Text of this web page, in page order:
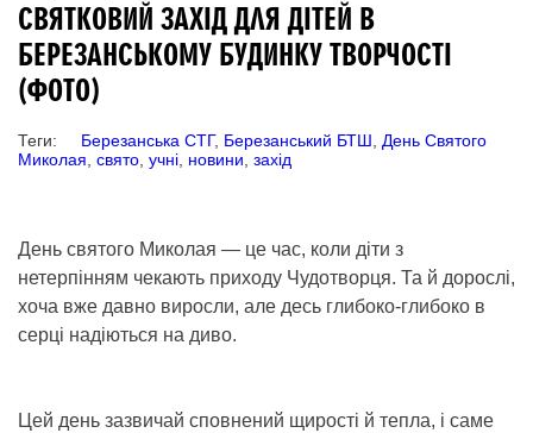
СВЯТКОВИЙ ЗАХІД ДЛЯ ДІТЕЙ В
БЕРЕЗАНСЬКОМУ БУДИНКУ ТВОРЧОСТІ
(ФОТО)
Теги: Березанська СТГ, Березанський БТШ
День Святого
Миколая свято учні новини захід
День святого Миколая — це час, коли діти з
нетерпінням чекають приходу Чудотворця. Та й дорослі,
хоча вже давно виросли, але десь глибоко-глибоко в
серці надіються на диво.
Цей день зазвичай сповнений щирості й тепла, і саме